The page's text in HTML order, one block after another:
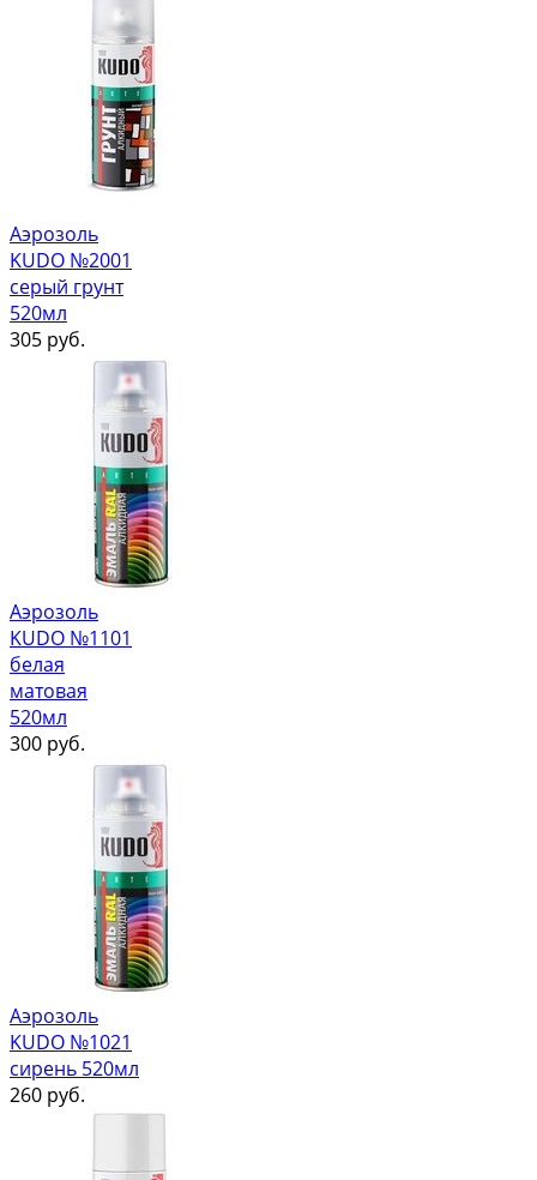
Аэрозоль
KUDO №2001
серый грунт
520мл
305 руб.
Аэрозоль
KUDO №1101
белая
матовая
520мл
300 руб.
Аэрозоль
KUDO №1021
сирень 520мл
260 руб.